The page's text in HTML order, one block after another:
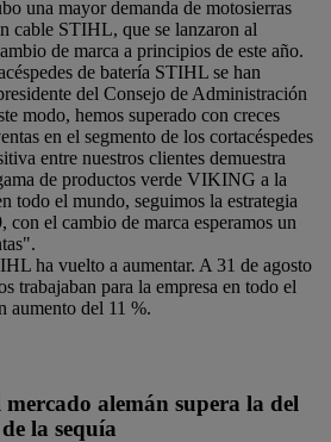
una mayor demanda de motosierras
cable STIHL, que se lanzaron al
de marca a principios de este año.
de batería STIHL se han
del Consejo de Administración
modo, hemos superado con creces
en el segmento de los cortacéspedes
entre nuestros clientes demuestra
de productos verde VIKING a la
todo el mundo, seguimos la estrategia
con el cambio de marca esperamos un
ha vuelto a aumentar. A 31 de agosto
trabajaban para la empresa en todo el
aumento del 11 %.
alemán supera la del
la sequía